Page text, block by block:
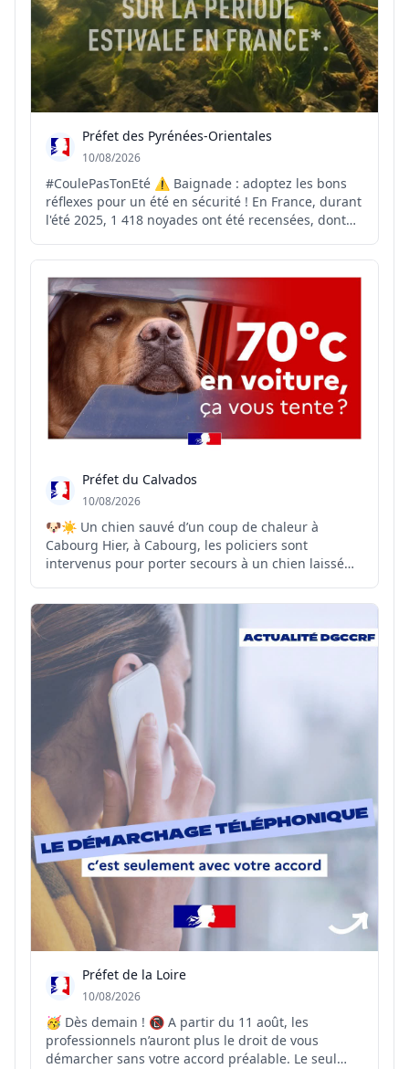
Préfet des Pyrénées-Orientales
10/08/2026
#CoulePasTonEté ⚠️ Baignade : adoptez les bons
réflexes pour un été en sécurité ! En France, durant
l'été 2025, 1 418 noyades ont été recensées, dont
Pourtant, de nombreux accidents peuvent être
évités en respectant quelques règles essentielles :
🌊 Baign...
Préfet du Calvados
10/08/2026
🐶☀️ Un chien sauvé d’un coup de chaleur à
Cabourg Hier, à Cabourg, les policiers sont
intervenus pour porter secours à un chien laissé
légèrement entrouvertes. À leur retour près de
1h30 plus tard, les policiers constataient une
dégradation de l’éta...
Préfet de la Loire
10/08/2026
🥳 Dès demain ! 📵 A partir du 11 août, les
professionnels n’auront plus le droit de vous
démarcher sans votre accord préalable. Le seul